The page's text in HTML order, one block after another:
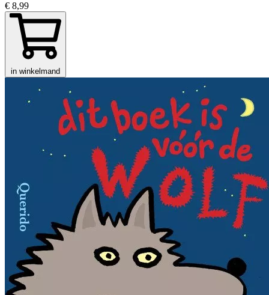
€ 8,99
in winkelmand